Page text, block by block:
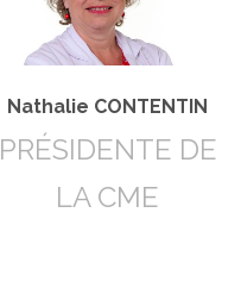
Nathalie CONTENTIN
PRÉSIDENTE DE
LA CME